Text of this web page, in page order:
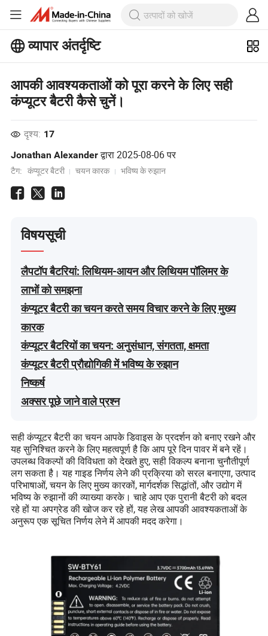
व्यापार अंतर्दृष्टि
आपकी आवश्यकताओं को पूरा करने के लिए सही
कंप्यूटर बैटरी कैसे चुनें।
दृश्य: 17
Jonathan Alexanderद्वारा2025-08-06पर
टैग: कंप्यूटर बैटरी चयन कारक भविष्य के रुझान
विषयसूची
लैपटॉप बैटरियां: लिथियम-आयन और लिथियम पॉलिमर के
लाभों को समझना
कंप्यूटर बैटरी का चयन करते समय विचार करने के लिए मुख्य
कारक
कंप्यूटर बैटरियों का चयन: अनुसंधान, संगतता, क्षमता
कंप्यूटर बैटरी प्रौद्योगिकी में भविष्य के रुझान
निष्कर्ष
अक्सर पूछे जाने वाले प्रश्न
सही कंप्यूटर बैटरी का चयन आपके डिवाइस के प्रदर्शन को बनाए रखने और
यह सुनिश्चित करने के लिए महत्वपूर्ण है कि आप पूरे दिन पावर में बने रहें।
उपलब्ध विकल्पों की विविधता को देखते हुए, सही विकल्प बनाना चुनौतीपूर्ण
लग सकता है। यह गाइड निर्णय लेने की प्रक्रिया को सरल बनाएगा, उत्पाद
परिभाषाओं, चयन के लिए मुख्य कारकों, मार्गदर्शक सिद्धांतों, और उद्योग में
भविष्य के रुझानों की व्याख्या करके। चाहे आप एक पुरानी बैटरी को बदल
रहे हों या अपग्रेड की खोज कर रहे हों, यह लेख आपकी आवश्यकताओं के
अनुरूप एक सूचित निर्णय लेने में आपकी मदद करेगा।